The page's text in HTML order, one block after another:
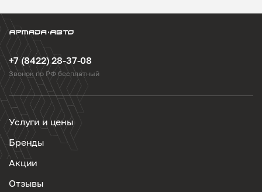
+7 (8422) 28-37-08
Звонок по РФ бесплатный
Услуги и цены
Бренды
Акции
Отзывы